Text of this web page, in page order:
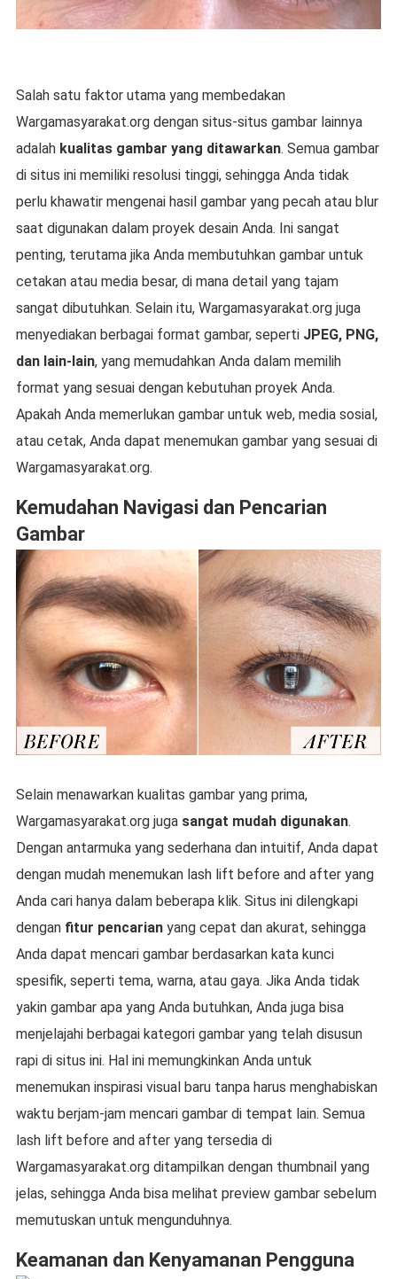
Salah satu faktor utama yang membedakan
Wargamasyarakat.org dengan situs-situs gambar lainnya
adalah kualitas gambar yang ditawarkan. Semua gambar
di situs ini memiliki resolusi tinggi, sehingga Anda tidak
perlu khawatir mengenai hasil gambar yang pecah atau blur
saat digunakan dalam proyek desain Anda. Ini sangat
penting, terutama jika Anda membutuhkan gambar untuk
cetakan atau media besar, di mana detail yang tajam
sangat dibutuhkan. Selain itu, Wargamasyarakat.org juga
menyediakan berbagai format gambar, seperti JPEG, PNG,
dan lain-lain, yang memudahkan Anda dalam memilih
format yang sesuai dengan kebutuhan proyek Anda.
Apakah Anda memerlukan gambar untuk web, media sosial,
atau cetak, Anda dapat menemukan gambar yang sesuai di
Wargamasyarakat.org.
Kemudahan Navigasi dan Pencarian
Gambar
Selain menawarkan kualitas gambar yang prima,
Wargamasyarakat.org juga sangat mudah digunakan.
Dengan antarmuka yang sederhana dan intuitif, Anda dapat
dengan mudah menemukan lash lift before and after yang
Anda cari hanya dalam beberapa klik. Situs ini dilengkapi
dengan fitur pencarianyang cepat dan akurat, sehingga
Anda dapat mencari gambar berdasarkan kata kunci
spesifik, seperti tema, warna, atau gaya. Jika Anda tidak
yakin gambar apa yang Anda butuhkan, Anda juga bisa
menjelajahi berbagai kategori gambar yang telah disusun
rapi di situs ini. Hal ini memungkinkan Anda untuk
menemukan inspirasi visual baru tanpa harus menghabiskan
waktu berjam-jam mencari gambar di tempat lain. Semua
lash lift before and after yang tersedia di
Wargamasyarakat.org ditampilkan dengan thumbnail yang
jelas, sehingga Anda bisa melihat preview gambar sebelum
memutuskan untuk mengunduhnya.
Keamanan dan Kenyamanan Pengguna